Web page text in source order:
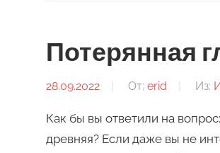
Потерянная
28.09.2022 От: erid Из:
Как бы вы ответили на
древняя? Если даже вы не